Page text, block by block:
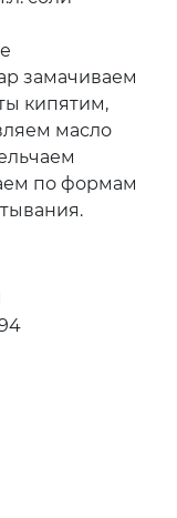
замачиваем
кипятим,
масло
по формам